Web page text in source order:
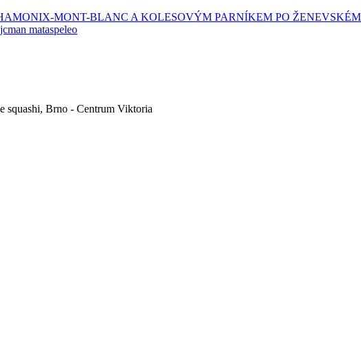
MONT-BLANC A KOLESOVÝM PARNÍKEM PO ŽENEVSKÉM
mataspeleo
squashi, Brno - Centrum Viktoria